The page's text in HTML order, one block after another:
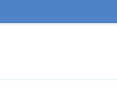
短筹码优势 澳门 永利